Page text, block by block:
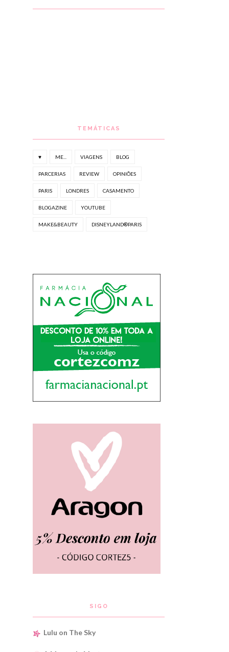
TEMÁTICAS
♥ ME... VIAGENS BLOG
PARCERIAS REVIEW OPINIÕES
PARIS LONDRES CASAMENTO
BLOGAZINE YOUTUBE
MAKE&BEAUTY DISNEYLAND®PARIS
SIGO
Lulu on The Sky